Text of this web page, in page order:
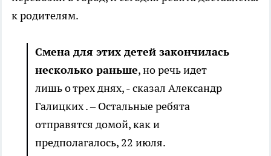
к родителям.
Смена для этих детей закончилась
несколько раньше, но речь идет
лишь о трех днях, - сказал Александр
Галицких . – Остальные ребята
отправятся домой, как и
предполагалось, 22 июля.